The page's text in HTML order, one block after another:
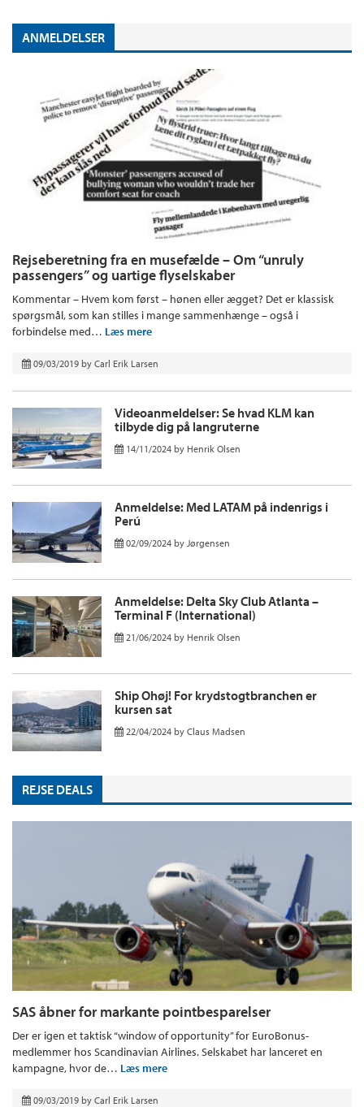
ANMELDELSER
Rejseberetning fra en musefælde – Om “unruly
passengers” og uartige flyselskaber
Kommentar – Hvem kom først – hønen eller ægget? Det er klassisk
spørgsmål, som kan stilles i mange sammenhænge – også i
forbindelse med… Læs mere
09/03/2019 by Carl Erik Larsen
Videoanmeldelser: Se hvad KLM kan
tilbyde dig på langruterne
14/11/2024 by Henrik Olsen
Anmeldelse: Med LATAM på indenrigs i
Perú
02/09/2024 by Jørgensen
Anmeldelse: Delta Sky Club Atlanta –
Terminal F (International)
21/06/2024 by Henrik Olsen
Ship Ohøj! For krydstogtbranchen er
kursen sat
22/04/2024 by Claus Madsen
REJSE DEALS
SAS åbner for markante pointbesparelser
Der er igen et taktisk “window of opportunity” for EuroBonus-
medlemmer hos Scandinavian Airlines. Selskabet har lanceret en
kampagne, hvor de… Læs mere
09/03/2019 by Carl Erik Larsen